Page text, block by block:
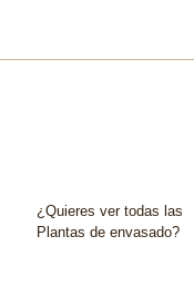
¿Quieres ver todas las
Plantas de envasado?